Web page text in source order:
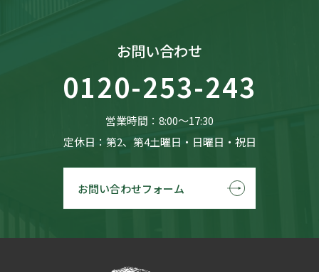
お問い合わせ
0120-253-243
営業時間：8:00〜17:30
定休日：第2、第4土曜日・日曜日・祝日
お問い合わせフォーム